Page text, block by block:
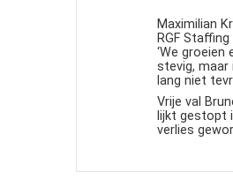
Maximilian
RGF
‘We groeien
stevig, maar
lang niet
Vrije val
lijkt gestopt
verlies